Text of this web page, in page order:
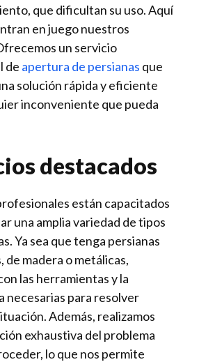
que dificultan su uso. Aquí
en juego nuestros
un servicio
de apertura de persianas que
solución rápida y eficiente
inconveniente que pueda
destacados
están capacitados
una amplia variedad de tipos
Ya sea que tenga persianas
de madera o metálicas,
las herramientas y la
necesarias para resolver
Además, realizamos
exhaustiva del problema
lo que nos permite